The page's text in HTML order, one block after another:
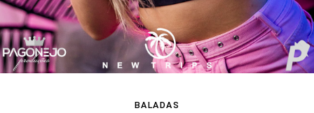
BALADAS